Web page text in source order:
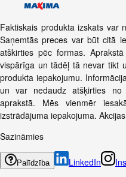
Faktiskais produkta izskats var
Saņemtās preces var būt citā
atškirties pēc formas.
vispārīga un tādēļ tā nevar tikt
produkta iepakojumu.
un var nedaudz atšķirties no
aprakstā. Mēs vienmēr
izstrādājuma iepakojuma.
Sazināmies
Palīdzība LinkedIn